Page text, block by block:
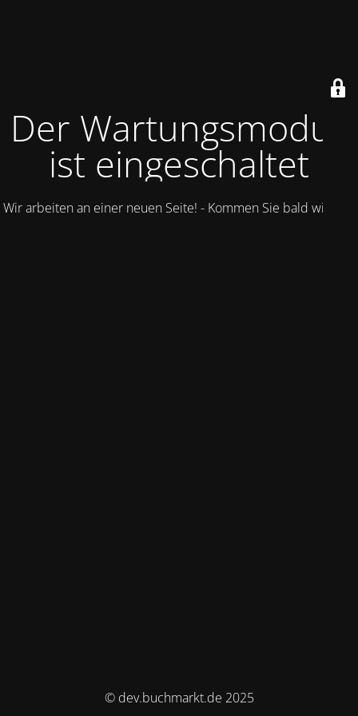
Der Wartungsmodus
ist eingeschaltet
Wir arbeiten an einer neuen Seite! - Kommen Sie bald wieder.
© dev.buchmarkt.de 2025